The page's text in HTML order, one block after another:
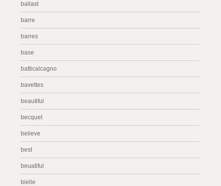
ballast
barre
barres
base
batticalcagno
bavettes
beautiful
becquet
believe
best
beuatiful
bielle